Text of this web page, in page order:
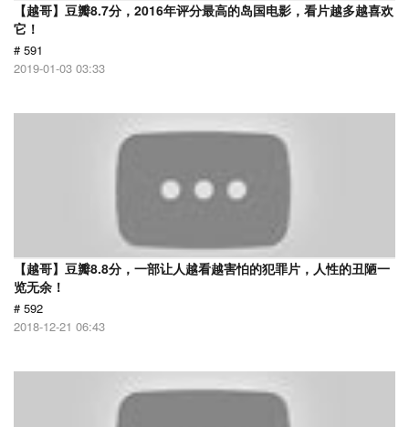
【越哥】豆瓣8.7分，2016年评分最高的岛国电影，看片越多越喜欢
它！
# 591
2019-01-03 03:33
【越哥】豆瓣8.8分，一部让人越看越害怕的犯罪片，人性的丑陋一
览无余！
# 592
2018-12-21 06:43